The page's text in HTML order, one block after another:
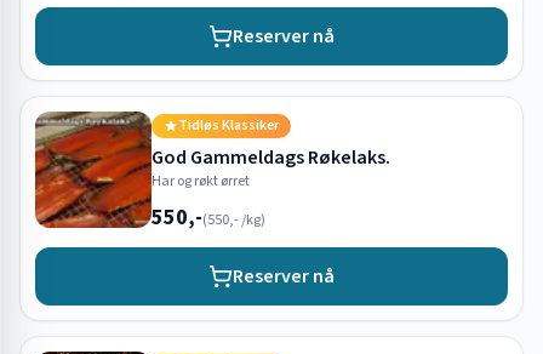
Reserver nå
Tidløs Klassiker
God Gammeldags Røkelaks.
Har og røkt ørret
550,-(550,-/kg)
Reserver nå